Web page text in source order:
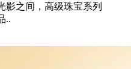
影之间，高级珠宝系列
..